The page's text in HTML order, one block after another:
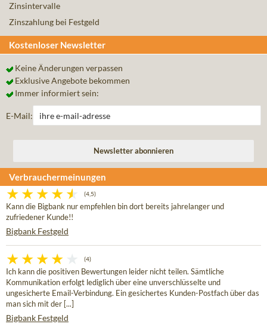
Zinsintervalle
Zinszahlung bei Festgeld
Kostenloser Newsletter
Keine Änderungen verpassen
Exklusive Angebote bekommen
Immer informiert sein:
E-Mail:
Verbrauchermeinungen
(4,5)
Kann die Bigbank nur empfehlen bin dort bereits jahrelanger und
zufriedener Kunde!!
Bigbank Festgeld
(4)
Ich kann die positiven Bewertungen leider nicht teilen. Sämtliche
Kommunikation erfolgt lediglich über eine unverschlüsselte und
ungesicherte Email-Verbindung. Ein gesichertes Kunden-Postfach über das
man sich mit der [...]
Bigbank Festgeld